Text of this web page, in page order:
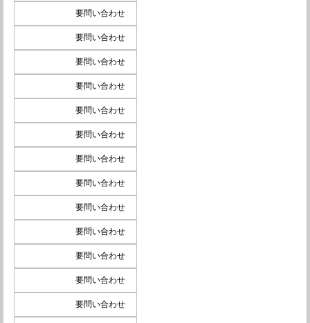
要問い合わせ
要問い合わせ
要問い合わせ
要問い合わせ
要問い合わせ
要問い合わせ
要問い合わせ
要問い合わせ
要問い合わせ
要問い合わせ
要問い合わせ
要問い合わせ
要問い合わせ